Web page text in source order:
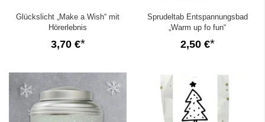
Glückslicht „Make a Wish“ mit
Hörerlebnis
3,70 €
Sprudeltab Entspannungsbad
„Warm up fo fun“
2,50 €